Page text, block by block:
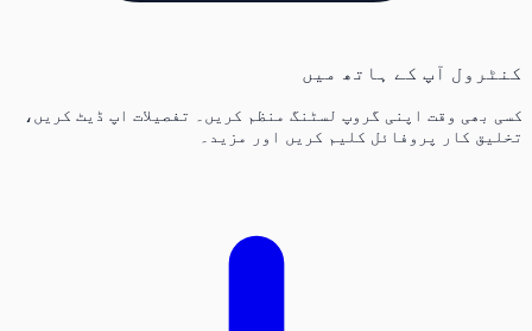
کنٹرول آپ کے ہاتھ میں
کسی بھی وقت اپنی گروپ لسٹنگ منظم کریں۔ تفصیلات اپ ڈیٹ کریں،
تخلیق کار پروفائل کلیم کریں اور مزید۔